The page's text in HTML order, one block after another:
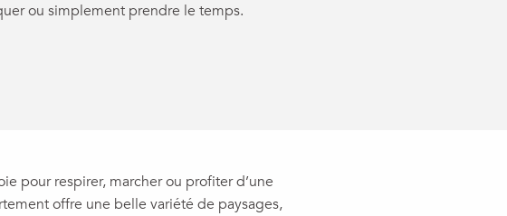
ou simplement prendre le temps.
pour respirer, marcher ou profiter d’une
offre une belle variété de paysages,